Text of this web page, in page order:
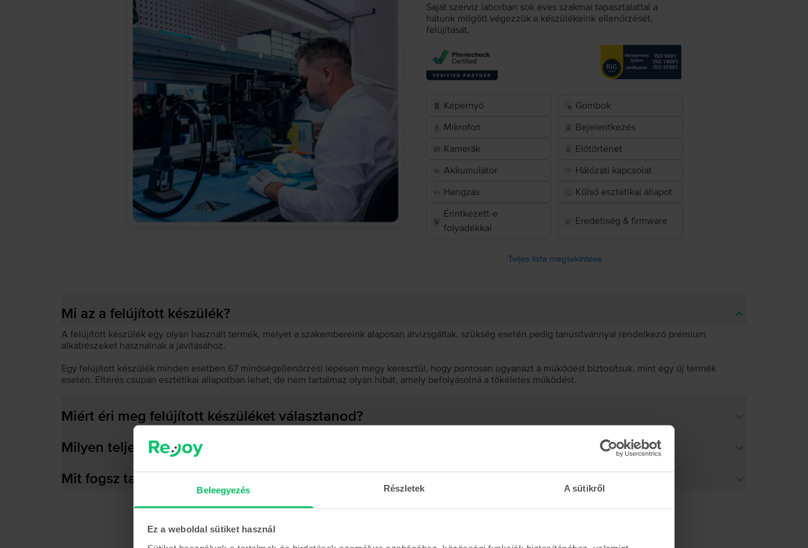
Beleegyezés Részletek A sütikről
Ez a weboldal sütiket használ
Saját szerviz laborban sok éves szakmai tapasztalattal a
hátunk mögött végezzük a készülékeink ellenőrzését,
felújítását.
Képernyő
Gombok
Mikrofon
Bejelentkezés
Kamerák
Előtörténet
Akkumulátor
Hálózati kapcsolat
Hangzás
Külső esztétikai állapot
Érintkezett-e
folyadékkal
Eredetiség & firmware
Teljes lista megtekintése
Mi az a felújított készülék?
A felújított készülék egy olyan használt termék, melyet a szakembereink alaposan átvizsgáltak, szükség esetén pedig tanúsítvánnyal rendelkező prémium
alkatrészeket használnak a javításához.
Egy felújított készülék minden esetben 67 minőségellenőrzési lépésen megy keresztül, hogy pontosan ugyanazt a működést biztosítsuk, mint egy új termék
esetén. Eltérés csupán esztétikai állapotban lehet, de nem tartalmaz olyan hibát, amely befolyásolná a tökéletes működést.
Miért éri meg felújított készüléket választanod?
Milyen teljesítményre képes az akkumulátor?
Mit fogsz találni a dobozban?